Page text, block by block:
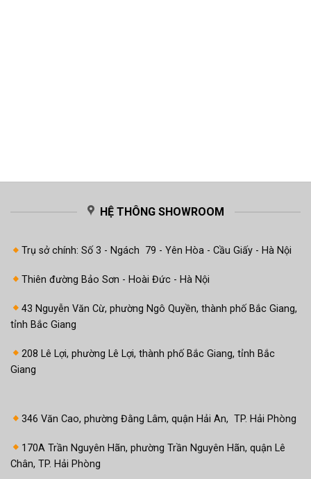
HỆ THÔNG SHOWROOM
Trụ sở chính: Số 3 - Ngách 79 - Yên Hòa - Cầu Giấy - Hà Nội
Thiên đường Bảo Sơn - Hoài Đức - Hà Nội
43 Nguyễn Văn Cừ, phường Ngô Quyền, thành phố Bắc Giang,
tỉnh Bắc Giang
208 Lê Lợi, phường Lê Lợi, thành phố Bắc Giang, tỉnh Bắc
Giang
346 Văn Cao, phường Đằng Lâm, quận Hải An, TP. Hải Phòng
170A Trần Nguyên Hãn, phường Trần Nguyên Hãn, quận Lê
Chân, TP. Hải Phòng